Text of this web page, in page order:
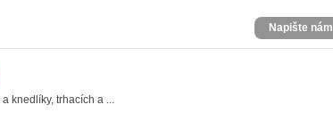
Napište nám
knedlíky, trhacích a ...